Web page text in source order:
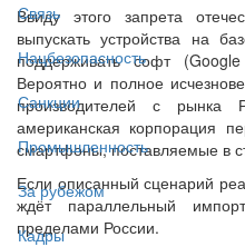
Связь
Нацбезопасность
Санкции
Промышленность
За рубежом
Кадры
Ввиду этого запрета
выпускать устройства на
поддерживать софт
Вероятно и полное
производителей с
американская корпорация
смартфоны, поставляемые в
Если описанный сценарий
ждёт параллельный
пределами России.